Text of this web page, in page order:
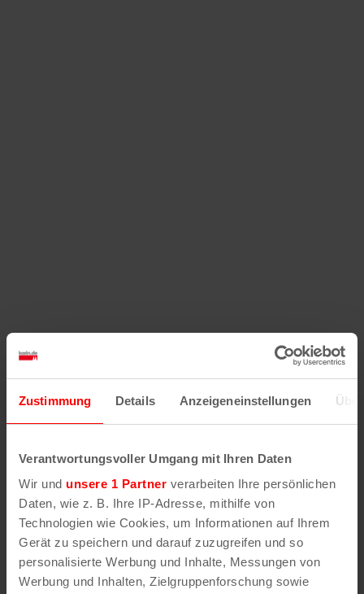
Zustimmung Details Anzeigeneinstellungen
Verantwortungsvoller Umgang mit Ihren Daten
Wir und unsere 1 Partner verarbeiten Ihre persönlichen
Daten, wie z. B. Ihre IP-Adresse, mithilfe von
Technologien wie Cookies, um Informationen auf Ihrem
Gerät zu speichern und darauf zuzugreifen und so
personalisierte Werbung und Inhalte, Messungen von
Werbung und Inhalten, Zielgruppenforschung sowie